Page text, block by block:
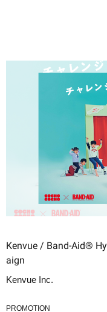
Kenvue / Band-Aid®
aign
Kenvue Inc.
PROMOTION